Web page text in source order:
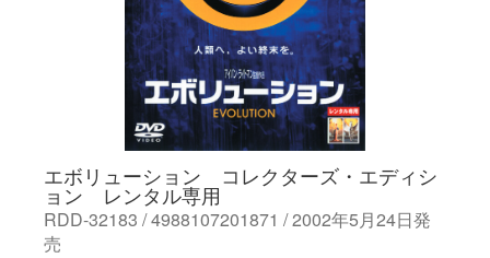
エボリューション コレクターズ・エディシ
ョン レンタル専用
RDD-32183 / 4988107201871 / 2002年5月24日発
売